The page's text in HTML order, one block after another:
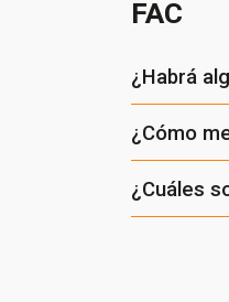
FAC
¿Habrá
¿Cómo
¿Cuáles